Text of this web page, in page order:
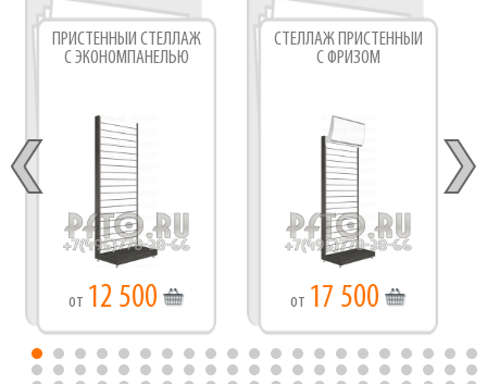
ПРИСТЕННЫЙ СТЕЛЛАЖ
С ЭКОНОМПАНЕЛЬЮ
от 12 500
СТЕЛЛАЖ ПРИСТЕННЫЙ
С ФРИЗОМ
от 17 500